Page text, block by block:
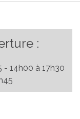
:
- 14h00 à 17h30